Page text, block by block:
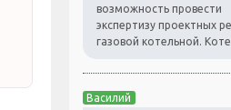
возможность провести
экспертизу проектных
газовой котельной.
Василий